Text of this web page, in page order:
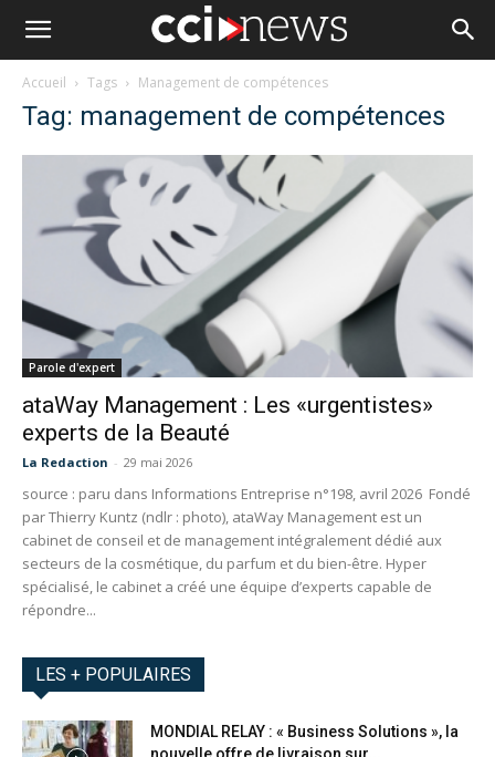
Accueil Tags Management de compétences
Tag: management de compétences
Parole d'expert
ataWay Management : Les «urgentistes»
experts de la Beauté
La Redaction - 29 mai 2026
source : paru dans Informations Entreprise n°198, avril 2026 Fondé
par Thierry Kuntz (ndlr : photo), ataWay Management est un
cabinet de conseil et de management intégralement dédié aux
secteurs de la cosmétique, du parfum et du bien-être. Hyper
spécialisé, le cabinet a créé une équipe d’experts capable de
répondre...
LES + POPULAIRES
MONDIAL RELAY : « Business Solutions », la